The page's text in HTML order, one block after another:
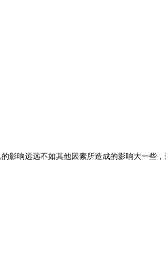
影响远远不如其他因素所造成的影响大一些